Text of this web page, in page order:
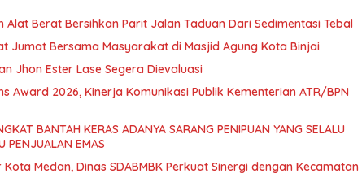
Alat Berat Bersihkan Parit Jalan Taduan Dari Sedimentasi Tebal
Jumat Bersama Masyarakat di Masjid Agung Kota Binjai
Jhon Ester Lase Segera Dievaluasi
Award 2026, Kinerja Komunikasi Publik Kementerian ATR/BPN
BANTAH KERAS ADANYA SARANG PENIPUAN YANG SELALU
PENJUALAN EMAS
Medan, Dinas SDABMBK Perkuat Sinergi dengan Kecamatan